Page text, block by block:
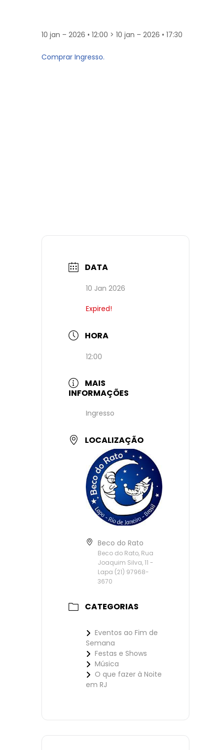
10 jan – 2026 • 12:00 > 10 jan – 2026 • 17:30
Comprar Ingresso.
DATA
10 Jan 2026
Expired!
HORA
12:00
MAIS
INFORMAÇÕES
Ingresso
LOCALIZAÇÃO
Beco do Rato
Beco do Rato, Rua
Joaquim Silva, 11 -
Lapa (21) 97968-
3670
CATEGORIAS
Eventos ao Fim de
Semana
Festas e Shows
Música
O que fazer à Noite
em RJ